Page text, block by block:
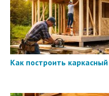
Как построить